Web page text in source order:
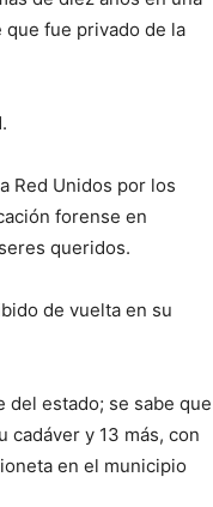
que fue privado de la
Red Unidos por los
forense en
queridos.
de vuelta en su
estado; se sabe que
y 13 más, con
en el municipio